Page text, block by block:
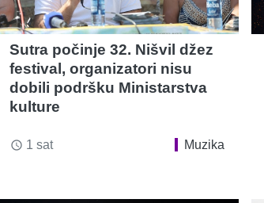
Sutra počinje 32. Nišvil džez
festival, organizatori nisu
dobili podršku Ministarstva
kulture
access_time 1 sat Muzika